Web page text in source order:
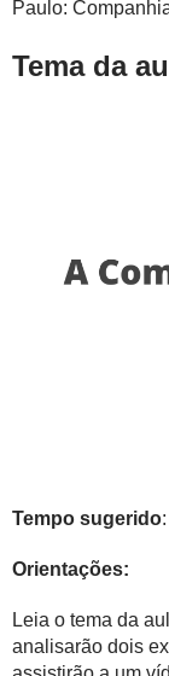
Paulo:
Tema da
Tempo sugerido
Orientações:
Leia o tema da
analisarão dois